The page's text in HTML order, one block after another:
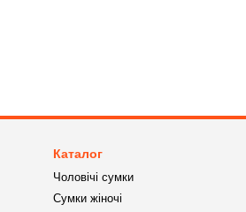
Каталог
Чоловічі сумки
Сумки жіночі